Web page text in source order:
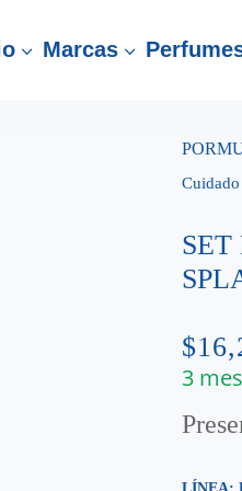
3 Marcas 3
SET
$
3